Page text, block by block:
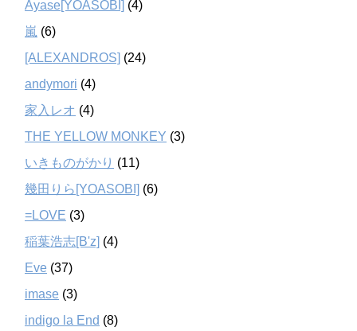
Ayase[YOASOBI] (4)
嵐 (6)
[ALEXANDROS] (24)
andymori (4)
家入レオ (4)
THE YELLOW MONKEY (3)
いきものがかり (11)
幾田りら[YOASOBI] (6)
=LOVE (3)
稲葉浩志[B'z] (4)
Eve (37)
imase (3)
indigo la End (8)